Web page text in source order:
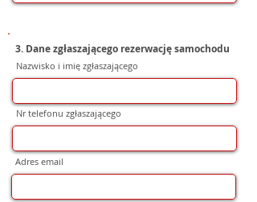
3. Dane zgłaszającego rezerwację samochodu
Nazwisko i imię zgłaszającego
Nr telefonu zgłaszającego
Adres email